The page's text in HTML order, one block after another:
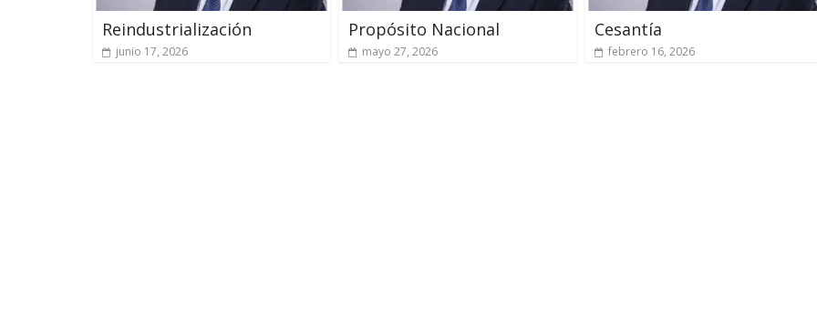
Reindustrialización
junio 17, 2026
Propósito Nacional
mayo 27, 2026
Cesantía
febrero 16, 2026